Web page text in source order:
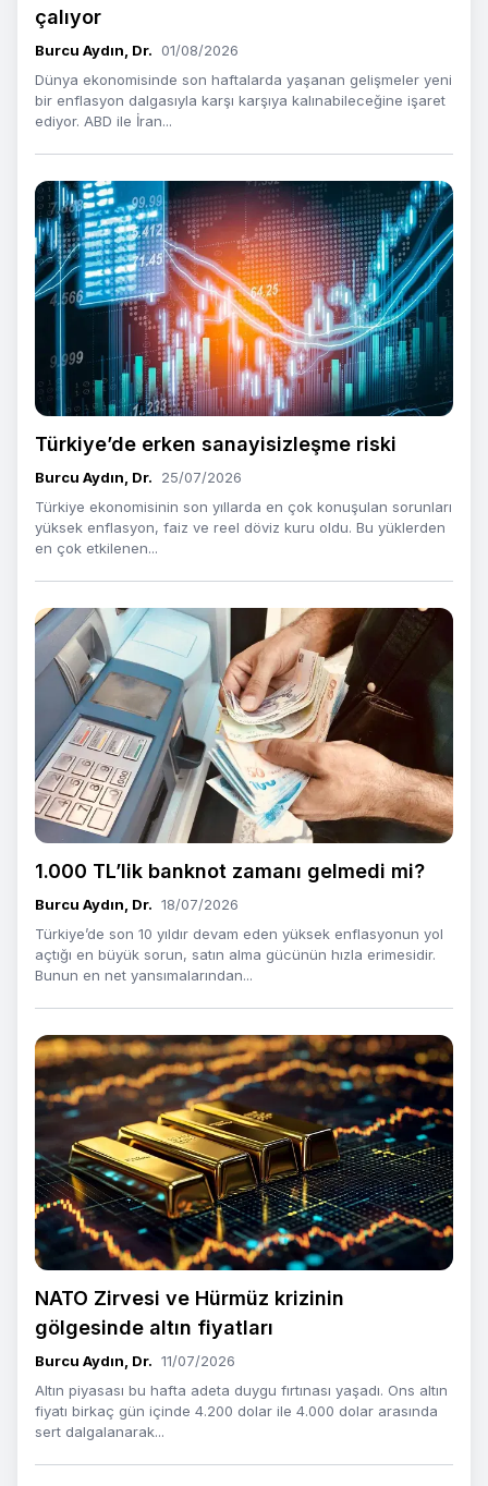
çalıyor
Burcu Aydın, Dr.
01/08/2026
Dünya ekonomisinde son haftalarda yaşanan gelişmeler yeni
bir enflasyon dalgasıyla karşı karşıya kalınabileceğine işaret
ediyor. ABD ile İran...
Türkiye’de erken sanayisizleşme riski
Burcu Aydın, Dr.
25/07/2026
Türkiye ekonomisinin son yıllarda en çok konuşulan sorunları
yüksek enflasyon, faiz ve reel döviz kuru oldu. Bu yüklerden
en çok etkilenen...
1.000 TL’lik banknot zamanı gelmedi mi?
Burcu Aydın, Dr. 18/07/2026
Türkiye’de son 10 yıldır devam eden yüksek enflasyonun yol
açtığı en büyük sorun, satın alma gücünün hızla erimesidir.
Bunun en net yansımalarından...
NATO Zirvesi ve Hürmüz krizinin
gölgesinde altın fiyatları
Burcu Aydın, Dr. 11/07/2026
Altın piyasası bu hafta adeta duygu fırtınası yaşadı. Ons altın
fiyatı birkaç gün içinde 4.200 dolar ile 4.000 dolar arasında
sert dalgalanarak...